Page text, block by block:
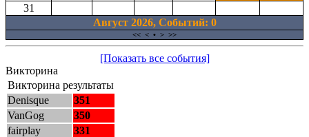
31
Август 2026, Cобытий: 0
<< < • > >>
[Показать все события]
Викторина
Викторина результаты
Denisque
351
VanGog
350
fairplay
331